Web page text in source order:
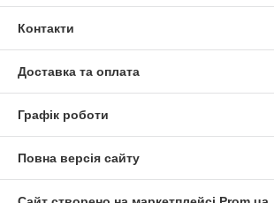
Контакти
Доставка та оплата
Графік роботи
Повна версія сайту